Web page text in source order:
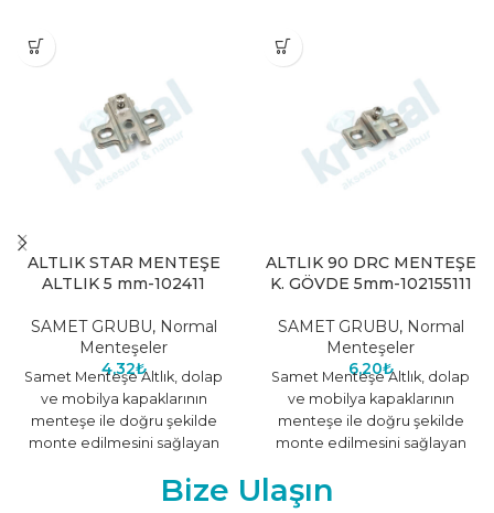
ALTLIK STAR MENTEŞE
ALTLIK 5 mm-102411
SAMET GRUBU, Normal
Menteşeler
4,32₺
Samet Menteşe Altlık, dolap
ve mobilya kapaklarının
menteşe ile doğru şekilde
monte edilmesini sağlayan
başına kullanılmaz;
ALTLIK 90 DRC MENTEŞE
K. GÖVDE 5mm-102155111
SAMET GRUBU, Normal
Menteşeler
6,20₺
Samet Menteşe Altlık, dolap
ve mobilya kapaklarının
menteşe ile doğru şekilde
monte edilmesini sağlayan
başına kullanılmaz;
Bize Ulaşın